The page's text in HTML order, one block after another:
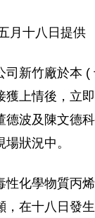
月十八日提供
新竹廠於本
上情後，立
波及陳文德
狀況中。
化學物質丙
在十八日發